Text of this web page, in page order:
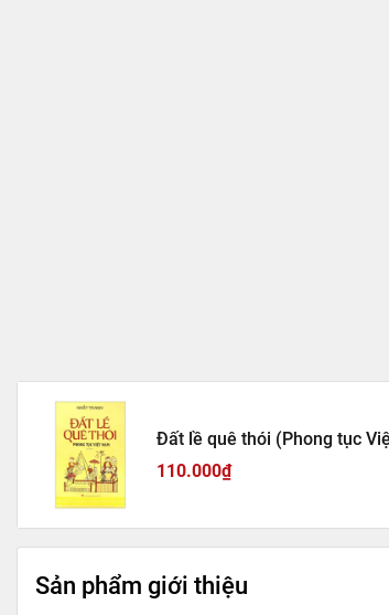
Đất lề quê thói (Phong tục
110.000₫
Sản phẩm giới thiệu